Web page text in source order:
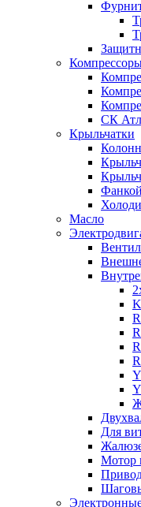
СК
Крыльчатки
Масло
Для
Мотор